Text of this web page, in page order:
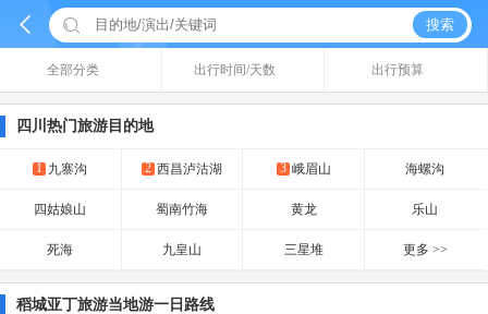
  搜索
全部分类 出行时间/天数 出行预算
四川热门旅游目的地
1 九寨沟 2 西昌泸沽湖 3 峨眉山 海螺沟
四姑娘山 蜀南竹海 黄龙 乐山
死海 九皇山 三星堆 更多 >>
稻城亚丁旅游当地游一日路线